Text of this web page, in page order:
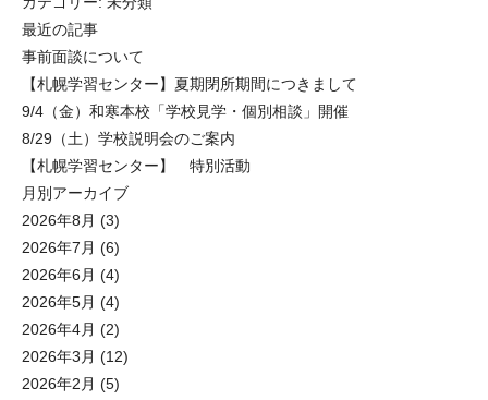
最近の記事
事前面談について
【札幌学習センター】夏期閉所期間につきまして
9/4（金）和寒本校「学校見学・個別相談」開催
8/29（土）学校説明会のご案内
【札幌学習センター】 特別活動
月別アーカイブ
2026年8月 (3)
2026年7月 (6)
2026年6月 (4)
2026年5月 (4)
2026年4月 (2)
2026年3月 (12)
2026年2月 (5)